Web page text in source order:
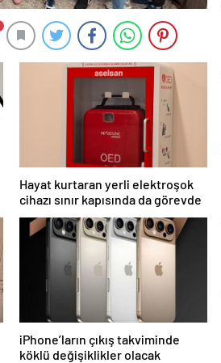
Hayat kurtaran yerli elektroşok
cihazı sınır kapısında da görevde
iPhone’ların çıkış takviminde
köklü değişiklikler olacak